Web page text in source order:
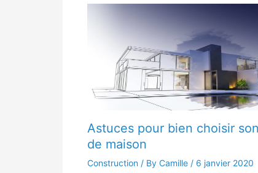
Astuces pour bien choisir
de maison
Construction / By Camille / 6 janvier 2020